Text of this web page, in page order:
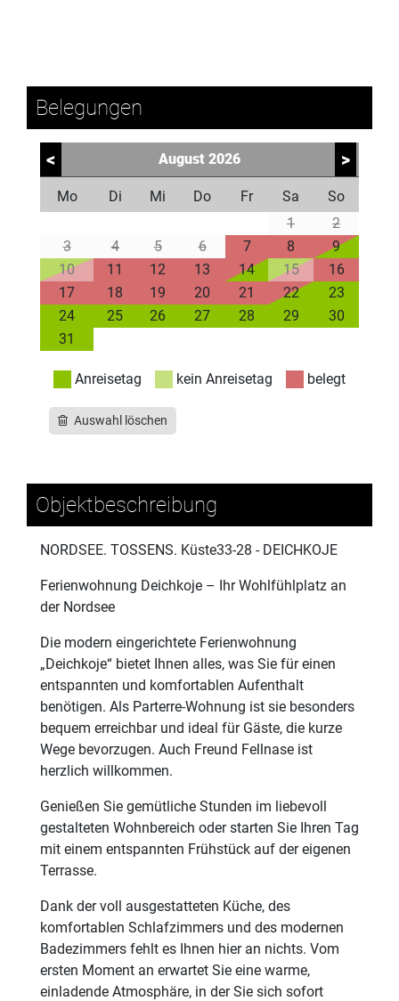
Belegungen
< August 2026
Mo Di Mi Do Fr Sa
So
1
2
3
4 5 6 7 8
9
10
11 12 13 14 15
16
17
18 19 20 21 22
23
24
25 26 27 28 29
30
31
Anreisetag kein Anreisetag belegt
>
Auswahl löschen
Objektbeschreibung
NORDSEE. TOSSENS. Küste33-28 - DEICHKOJE
Ferienwohnung Deichkoje – Ihr Wohlfühlplatz an
der Nordsee
Die modern eingerichtete Ferienwohnung
„Deichkoje“ bietet Ihnen alles, was Sie für einen
entspannten und komfortablen Aufenthalt
benötigen. Als Parterre-Wohnung ist sie besonders
bequem erreichbar und ideal für Gäste, die kurze
Wege bevorzugen. Auch Freund Fellnase ist
herzlich willkommen.
Genießen Sie gemütliche Stunden im liebevoll
gestalteten Wohnbereich oder starten Sie Ihren Tag
mit einem entspannten Frühstück auf der eigenen
Terrasse.
Dank der voll ausgestatteten Küche, des
komfortablen Schlafzimmers und des modernen
Badezimmers fehlt es Ihnen hier an nichts. Vom
ersten Moment an erwartet Sie eine warme,
einladende Atmosphäre, in der Sie sich sofort